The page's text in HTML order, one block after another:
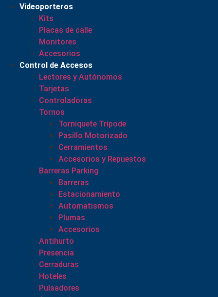
Videoporteros
Kits
Placas de calle
Monitores
Accesorios
Control de Accesos
Lectores y Autónomos
Tarjetas
Controladoras
Tornos
Torniquete Tripode
Pasillo Motorizado
Cerramientos
Accesorios y Repuestos
Barreras Parking
Barreras
Estacionamiento
Automatismos
Plumas
Accesorios
Antihurto
Presencia
Cerraduras
Hoteles
Pulsadores